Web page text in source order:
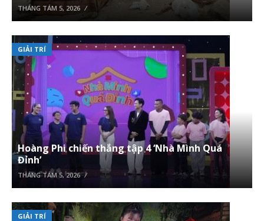
THÁNG TÁM 5, 2026
GIẢI TRÍ
Hoàng Phi chiến thắng tập 4 ‘Nhà Mình Quá
Đỉnh’
THÁNG TÁM 5, 2026
GIẢI TRÍ